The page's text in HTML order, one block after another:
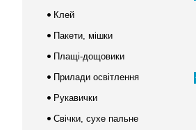
Клей
Пакети, мішки
Плащі-дощовики
Прилади освітлення
Рукавички
Свічки, сухе пальне